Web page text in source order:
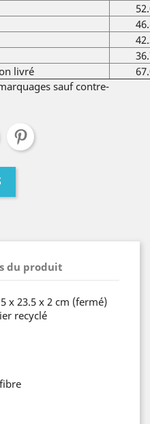
livré
sauf contre-
du produit
x 23.5 x 2 cm (fermé)
recyclé